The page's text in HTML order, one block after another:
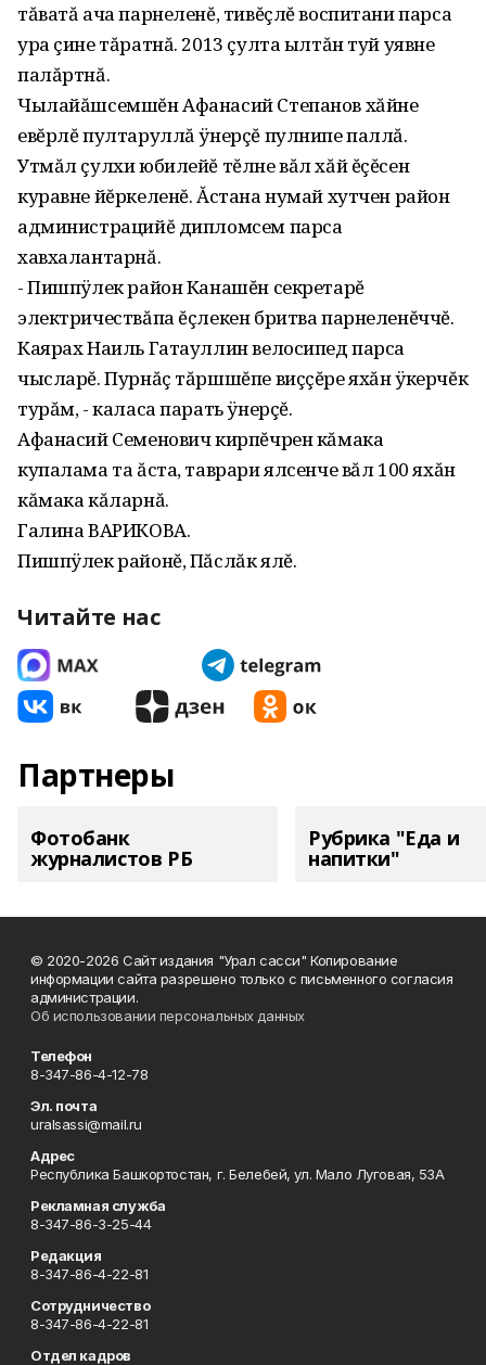
тăватă ача парнеленĕ, тивĕçлĕ воспитани парса
ура çине тăратнă. 2013 çулта ылтăн туй уявне
палăртнă.
Чылайăшсемшĕн Афанасий Степанов хăйне
евĕрлĕ пултаруллă ÿнерçĕ пулнипе паллă.
Утмăл çулхи юбилейĕ тĕлне вăл хăй ĕçĕсен
куравне йĕркеленĕ. Ăстана нумай хутчен район
администрацийĕ дипломсем парса
хавхалантарнă.
- Пишпÿлек район Канашĕн секретарĕ
электричествăпа ĕçлекен бритва парнеленĕччĕ.
Каярах Наиль Гатауллин велосипед парса
чысларĕ. Пурнăç тăршшĕпе виççĕре яхăн ÿкерчĕк
турăм, - каласа парать ÿнерçĕ.
Афанасий Семенович кирпĕчрен кăмака
купалама та ăста, таврари ялсенче вăл 100 яхăн
кăмака кăларнă.
Галина ВАРИКОВА.
Пишпÿлек районĕ, Пăслăк ялĕ.
Читайте нас
Партнеры
Фотобанк
журналистов РБ
Рубрика "Еда и
напитки"
© 2020-2026 Сайт издания "Урал сасси" Копирование
информации сайта разрешено только с письменного согласия
администрации.
Об использовании персональных данных
Телефон
8-347-86-4-12-78
Эл. почта
uralsassi@mail.ru
Адрес
Республика Башкортостан, г. Белебей, ул. Мало Луговая, 53А
Рекламная служба
8-347-86-3-25-44
Редакция
8-347-86-4-22-81
Сотрудничество
8-347-86-4-22-81
Отдел кадров